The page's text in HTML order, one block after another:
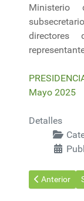
Ministerio
Mayo 2025
Detalles
Artículo
Anterior